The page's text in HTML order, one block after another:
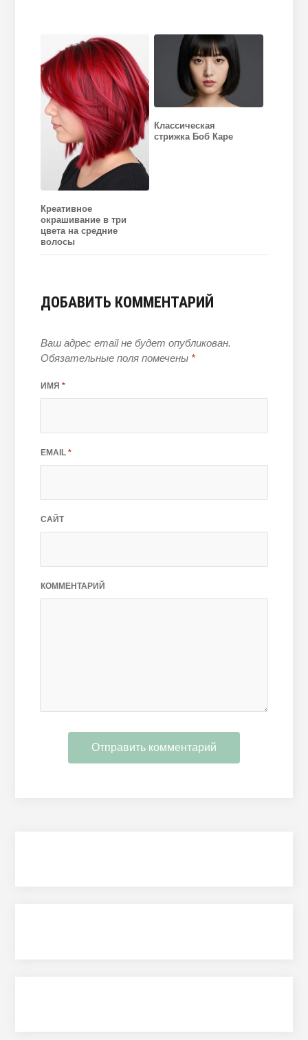
Креативное
окрашивание в три
цвета на средние
волосы
Классическая
стрижка Боб Каре
ДОБАВИТЬ КОММЕНТАРИЙ
Ваш адрес email не будет опубликован.
Обязательные поля помечены *
ИМЯ *
EMAIL *
САЙТ
КОММЕНТАРИЙ